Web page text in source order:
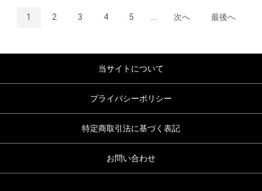
1 2 3 4 5 次へ 最後へ
当サイトについて
プライバシーポリシー
特定商取引法に基づく表記
お問い合わせ